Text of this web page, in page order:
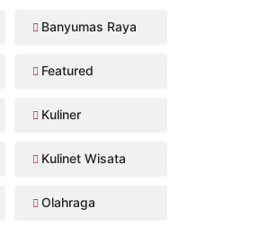
Banyumas Raya
Featured
Kuliner
Kulinet Wisata
Olahraga